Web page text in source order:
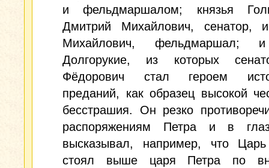
и фельдмаршалом; князья
Дмитрий Михайлович, сенатор,
Михайлович, фельдмаршал;
Долгорукие, из которых
Фёдорович стал героем
преданий, как образец высокой
бесстрашия. Он резко
распоряжениям Петра и в
высказывал, например, что
стоял выше царя Петра по